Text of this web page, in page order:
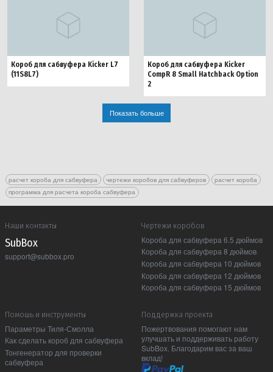
Короб для сабвуфера Kicker L7
(11S8L7)
Короб для сабвуфера Kicker
CompR 8 Small Hatchback Option
2
Показать больше
расчет короба для сабвуфера чертежи коробов для сабвуферов
расчет короба
программа для расчета короба сабвуфера
Наши контакты
Sub Box
support@subbox.pro
Чертежи коробов
Короба для сабвуфера 6.5 дюймов
Короба для сабвуфера 8 дюймов
Короба для сабвуфера 10 дюймов
Короба для сабвуфера 12 дюймов
Короба для сабвуфера 15 дюймов
Помошь и инструменты
Параметры Тиля-Смолла
Как сделать короб для сабвуфера
Тонгенератор для проверки
сабвуфера
Поддержка проекта
Пожертвования помогают нам
улучшать и поддерживать работу
SubBox. Благодарим вас за ваш
вклад!